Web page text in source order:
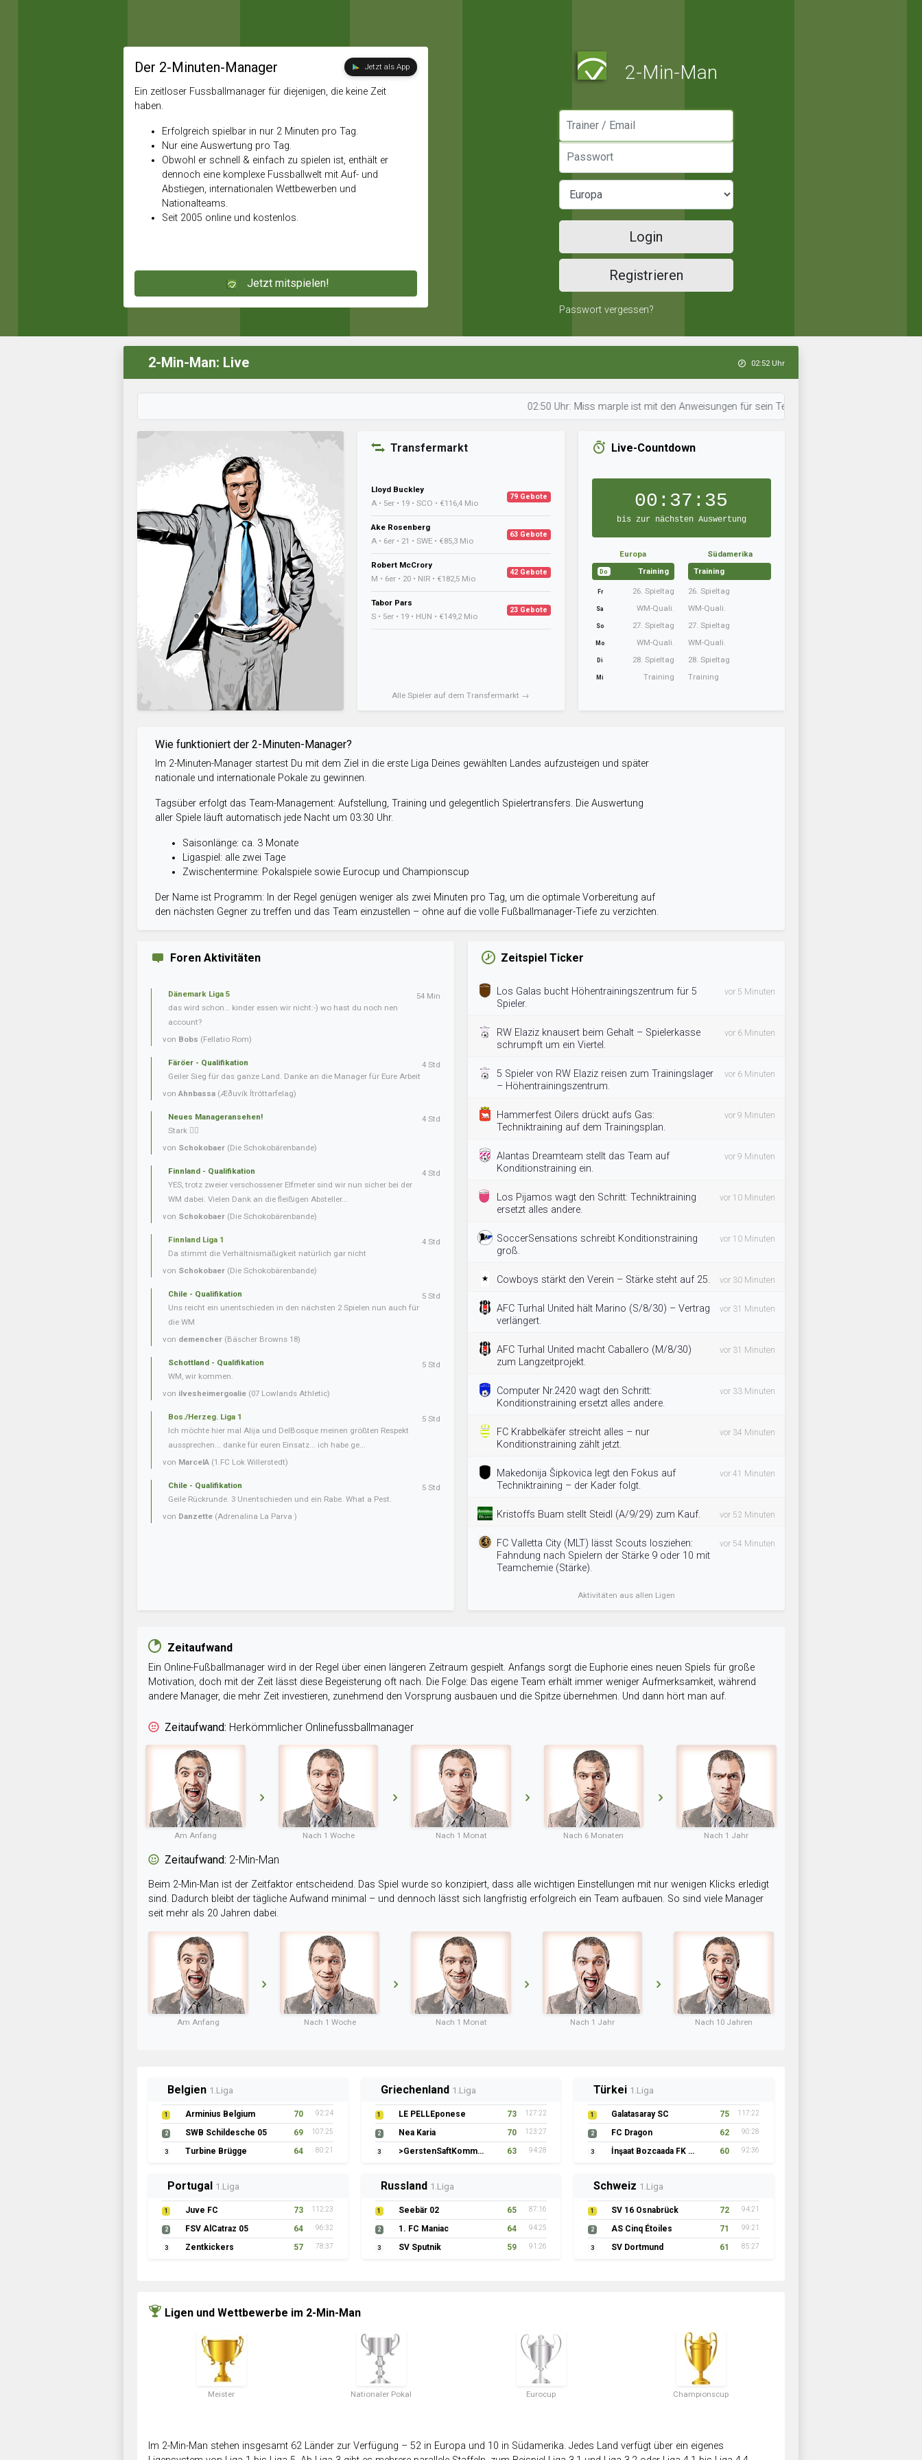
Der 2-Minuten-Manager Jetzt als App
Ein zeitloser Fussballmanager für diejenigen, die keine Zeit
haben.
Erfolgreich spielbar in nur 2 Minuten pro Tag.
Nur eine Auswertung pro Tag.
Obwohl er schnell & einfach zu spielen ist, enthält er
dennoch eine komplexe Fussballwelt mit Auf- und
Abstiegen, internationalen Wettbewerben und
Nationalteams.
Seit 2005 online und kostenlos.
Jetzt mitspielen!
2-Min-Man
Login
Registrieren
Passwort vergessen?
2-Min-Man: Live 02:52 Uhr
02:50 Uhr: Miss marple ist mit den Anweisungen für sein Team durch. • 02:46 Uhr: Los Galas
Transfermarkt
Lloyd Buckley
A • 5er • 19 • SCO • €116,4 Mio
79 Gebote
Ake Rosenberg
A • 6er • 21 • SWE • €85,3 Mio
63 Gebote
Robert McCrory
M • 6er • 20 • NIR • €182,5 Mio
42 Gebote
Tabor Pars
S • 5er • 19 • HUN • €149,2 Mio
23 Gebote
Alle Spieler auf dem Transfermarkt →
Live-Countdown
00:37:34
bis zur nächsten Auswertung
Europa
Do Training
Fr 26. Spieltag
Sa WM-Quali.
So 27. Spieltag
Mo WM-Quali.
Di 28. Spieltag
Mi Training
Südamerika
Training
26. Spieltag
WM-Quali.
27. Spieltag
WM-Quali.
28. Spieltag
Training
Wie funktioniert der 2-Minuten-Manager?
Im 2-Minuten-Manager startest Du mit dem Ziel in die erste Liga Deines gewählten Landes aufzusteigen und später
nationale und internationale Pokale zu gewinnen.
Tagsüber erfolgt das Team-Management: Aufstellung, Training und gelegentlich Spielertransfers. Die Auswertung
aller Spiele läuft automatisch jede Nacht um 03:30 Uhr.
Saisonlänge: ca. 3 Monate
Ligaspiel: alle zwei Tage
Zwischentermine: Pokalspiele sowie Eurocup und Championscup
Der Name ist Programm: In der Regel genügen weniger als zwei Minuten pro Tag, um die optimale Vorbereitung auf
den nächsten Gegner zu treffen und das Team einzustellen – ohne auf die volle Fußballmanager-Tiefe zu verzichten.
Foren Aktivitäten
Dänemark Liga 5
das wird schon… kinder essen wir nicht:-) wo hast du noch nen
account?
von Bobs (Fellatio Rom)
54 Min
Färöer - Qualifikation
Geiler Sieg für das ganze Land. Danke an die Manager für Eure Arbeit
vonAhnbassa (Æðuvík Ítróttarfelag)
4 Std
Neues Manageransehen!
Stark 👍🏼
von Schokobaer (Die Schokobärenbande)
4 Std
Finnland - Qualifikation
YES, trotz zweier verschossener Elfmeter sind wir nun sicher bei der
WM dabei. Vielen Dank an die fleißigen Absteller...
von Schokobaer (Die Schokobärenbande)
4 Std
Finnland Liga 1
Da stimmt die Verhältnismäßigkeit natürlich gar nicht
von Schokobaer (Die Schokobärenbande)
4 Std
Chile - Qualifikation
Uns reicht ein unentschieden in den nächsten 2 Spielen nun auch für
die WM
von demencher (Bäscher Browns 18)
5 Std
Schottland - Qualifikation
WM, wir kommen.
von ilvesheimergoalie (07 Lowlands Athletic)
5 Std
Bos./Herzeg. Liga 1
Ich möchte hier mal Alija und DelBosque meinen größten Respekt
aussprechen... danke für euren Einsatz... ich habe ge...
von MarcelA (1.FC Lok Willerstedt)
5 Std
Chile - Qualifikation
Geile Rückrunde. 3 Unentschieden und ein Rabe. What a Pest.
von Danzette (Adrenalina La Parva )
5 Std
Zeitspiel Ticker
Los Galas bucht Höhentrainingszentrum für 5
Spieler.
vor 5 Minuten
RW Elaziz knausert beim Gehalt – Spielerkasse
schrumpft um ein Viertel.
vor 6 Minuten
5 Spieler von RW Elaziz reisen zum Trainingslager
– Höhentrainingszentrum.
vor 6 Minuten
Hammerfest Oilers drückt aufs Gas:
Techniktraining auf dem Trainingsplan.
vor 9 Minuten
Alantas Dreamteam stellt das Team auf
Konditionstraining ein.
vor 9 Minuten
Los Pijamos wagt den Schritt: Techniktraining
ersetzt alles andere.
vor 10 Minuten
SoccerSensations schreibt Konditionstraining
groß.
vor 10 Minuten
Cowboys stärkt den Verein – Stärke steht auf 25. vor 30 Minuten
AFC Turhal United hält Marino (S/8/30) – Vertrag
verlängert.
vor 31 Minuten
AFC Turhal United macht Caballero (M/8/30)
zum Langzeitprojekt.
vor 31 Minuten
Computer Nr.2420 wagt den Schritt:
Konditionstraining ersetzt alles andere.
vor 33 Minuten
FC Krabbelkäfer streicht alles – nur
Konditionstraining zählt jetzt.
vor 34 Minuten
Makedonija Šipkovica legt den Fokus auf
Techniktraining – der Kader folgt.
vor 41 Minuten
Kristoffs Buam stellt Steidl (A/9/29) zum Kauf. vor 52 Minuten
FC Valletta City (MLT) lässt Scouts losziehen:
Fahndung nach Spielern der Stärke 9 oder 10 mit
Teamchemie (Stärke).
vor 54 Minuten
Aktivitäten aus allen Ligen
Zeitaufwand
Ein Online-Fußballmanager wird in der Regel über einen längeren Zeitraum gespielt. Anfangs sorgt die Euphorie eines neuen Spiels für große
Motivation, doch mit der Zeit lässt diese Begeisterung oft nach. Die Folge: Das eigene Team erhält immer weniger Aufmerksamkeit, während
andere Manager, die mehr Zeit investieren, zunehmend den Vorsprung ausbauen und die Spitze übernehmen. Und dann hört man auf.
Zeitaufwand: Herkömmlicher Onlinefussballmanager
Am Anfang Nach 1 Woche Nach 1 Monat Nach 6 Monaten Nach 1 Jahr
Zeitaufwand: 2-Min-Man
Beim 2-Min-Man ist der Zeitfaktor entscheidend. Das Spiel wurde so konzipiert, dass alle wichtigen Einstellungen mit nur wenigen Klicks erledigt
sind. Dadurch bleibt der tägliche Aufwand minimal – und dennoch lässt sich langfristig erfolgreich ein Team aufbauen. So sind viele Manager
seit mehr als 20 Jahren dabei.
Am Anfang Nach 1 Woche Nach 1 Monat Nach 1 Jahr Nach 10 Jahren
Belgien 1.Liga
1 Arminius Belgium 70 92:24
2 SWB Schildesche 05 69 107:25
3 Turbine Brügge 64 80:21
Griechenland 1.Liga
1 LE PELLEponese 73 127:22
2 Nea Karia 70 123:27
3 >GerstenSaftKommando 63 94:28
Türkei 1.Liga
1 Galatasaray SC 75 117:22
2 FC Dragon 62 90:28
3 İnşaat Bozcaada FK 1957 60 92:36
Portugal 1.Liga
1 Juve FC 73 112:23
2 FSV AlCatraz 05 64 96:32
3 Zentkickers 57 78:37
Russland 1.Liga
1 Seebär 02 65 87:16
2 1. FC Maniac 64 94:25
3 SV Sputnik 59 91:26
Schweiz 1.Liga
1 SV 16 Osnabrück 72 94:21
2 AS Cinq Étoiles 71 99:21
3 SV Dortmund 61 85:27
Ligen und Wettbewerbe im 2-Min-Man
Meister Nationaler Pokal Eurocup Championscup
Im 2-Min-Man stehen insgesamt 62 Länder zur Verfügung – 52 in Europa und 10 in Südamerika. Jedes Land verfügt über ein eigenes